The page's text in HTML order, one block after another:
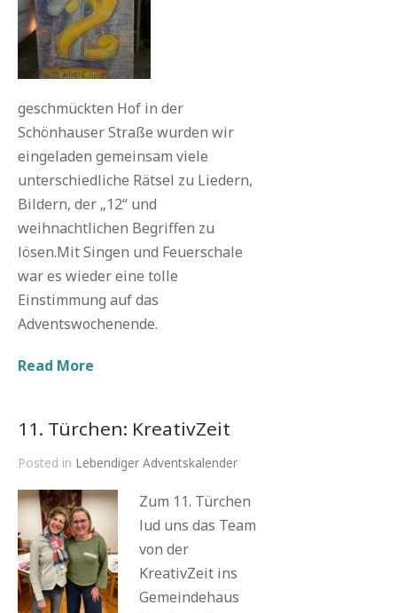
geschmückten Hof in der
Schönhauser Straße wurden wir
eingeladen gemeinsam viele
unterschiedliche Rätsel zu Liedern,
Bildern, der „12“ und
weihnachtlichen Begriffen zu
lösen.Mit Singen und Feuerschale
war es wieder eine tolle
Einstimmung auf das
Adventswochenende.
Read More
11. Türchen: KreativZeit
Posted in Lebendiger Adventskalender
Zum 11. Türchen
lud uns das Team
von der
KreativZeit ins
Gemeindehaus